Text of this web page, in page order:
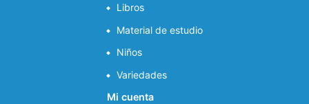
Libros
Material de estudio
Niños
Variedades
Mi cuenta